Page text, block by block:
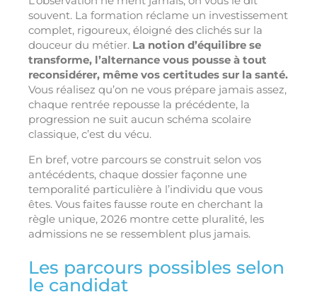
souvent. La formation réclame un investissement
complet, rigoureux, éloigné des clichés sur la
douceur du métier. La notion d’équilibre se
transforme, l’alternance vous pousse à tout
reconsidérer, même vos certitudes sur la santé.
Vous réalisez qu’on ne vous prépare jamais assez,
chaque rentrée repousse la précédente, la
progression ne suit aucun schéma scolaire
classique, c’est du vécu.
En bref, votre parcours se construit selon vos
antécédents, chaque dossier façonne une
temporalité particulière à l’individu que vous
êtes. Vous faites fausse route en cherchant la
règle unique, 2026 montre cette pluralité, les
admissions ne se ressemblent plus jamais.
Les parcours possibles selon
le candidat